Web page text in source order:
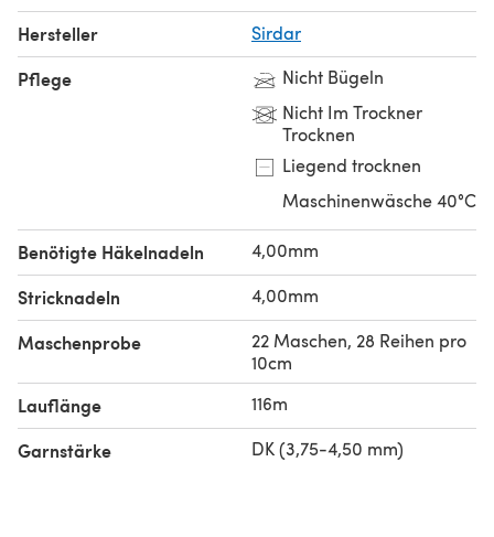
Hersteller Sirdar
Pflege
Nicht Bügeln
Nicht Im Trockner
Trocknen
Liegend trocknen
Maschinenwäsche 40°C
Benötigte Häkelnadeln 4,00mm
Stricknadeln 4,00mm
Maschenprobe
22 Maschen, 28 Reihen pro
10cm
Lauflänge 116m
Garnstärke DK (3,75-4,50 mm)